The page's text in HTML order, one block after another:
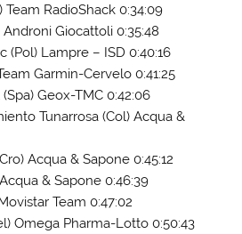
Team RadioShack 0:34:09
Giocattoli 0:35:48
(Pol) Lampre – ISD 0:40:16
Garmin-Cervelo 0:41:25
Geox-TMC 0:42:06
Tunarrosa (Col) Acqua &
Acqua & Sapone 0:45:12
& Sapone 0:46:39
Team 0:47:02
Omega Pharma-Lotto 0:50:43